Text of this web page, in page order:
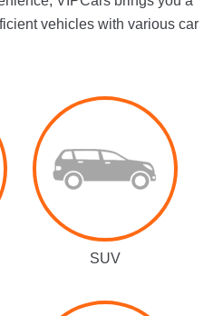
vehicles with various car
SUV